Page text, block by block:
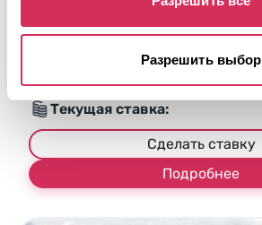
Разрешить выбор
Передняя часть
Аукцион через13часов
Текущая ставка:
Сделать ставку
Подробнее